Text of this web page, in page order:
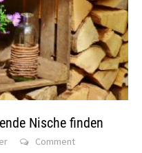
Nische finden
Comment